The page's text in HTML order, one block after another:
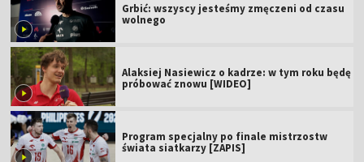
Grbić: wszyscy jesteśmy zmęczeni od czasu
wolnego
Alaksiej Nasiewicz o kadrze: w tym roku będę
próbować znowu [WIDEO]
Program specjalny po finale mistrzostw
świata siatkarzy [ZAPIS]